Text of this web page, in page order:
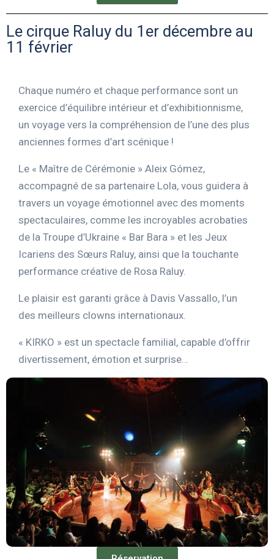
Le cirque Raluy du 1er décembre au
11 février
Chaque numéro et chaque performance sont un
exercice d’équilibre intérieur et d’exhibitionnisme,
un voyage vers la compréhension de l’une des plus
anciennes formes d’art scénique !
Le « Maître de Cérémonie » Aleix Gómez,
accompagné de sa partenaire Lola, vous guidera à
travers un voyage émotionnel avec des moments
spectaculaires, comme les incroyables acrobaties
de la Troupe d’Ukraine « Bar Bara » et les Jeux
Icariens des Sœurs Raluy, ainsi que la touchante
performance créative de Rosa Raluy.
Le plaisir est garanti grâce à Davis Vassallo, l’un
des meilleurs clowns internationaux.
« KIRKO » est un spectacle familial, capable d’offrir
divertissement, émotion et surprise…